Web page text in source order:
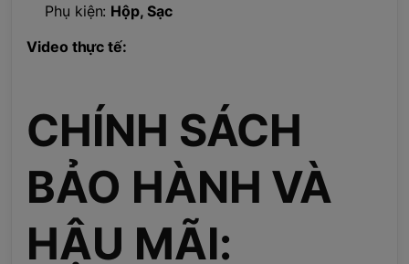
Phụ kiện: Hộp, Sạc
Video thực tế:
CHÍNH SÁCH
BẢO HÀNH VÀ
HẬU MÃI: